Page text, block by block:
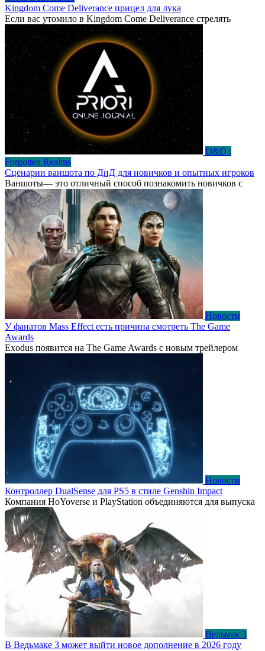
Kingdom Come Deliverance прицел для лука
Если вас утомило в Kingdom Come Deliverance стрелять
D&D :
Forgotten Realms
Сценарии ваншота по ДнД для новичков и опытных игроков
Ваншоты— это отличный способ познакомить новичков с
Новости
У фанатов Mass Effect есть причина смотреть The Game
Awards
Exodus появится на The Game Awards с новым трейлером
Новости
Контроллер DualSense для PS5 в стиле Genshin Impact
Компания HoYoverse и PlayStation объединяются для выпуска
Ведьмак 3
В Ведьмаке 3 может выйти новое дополнение в 2026 году